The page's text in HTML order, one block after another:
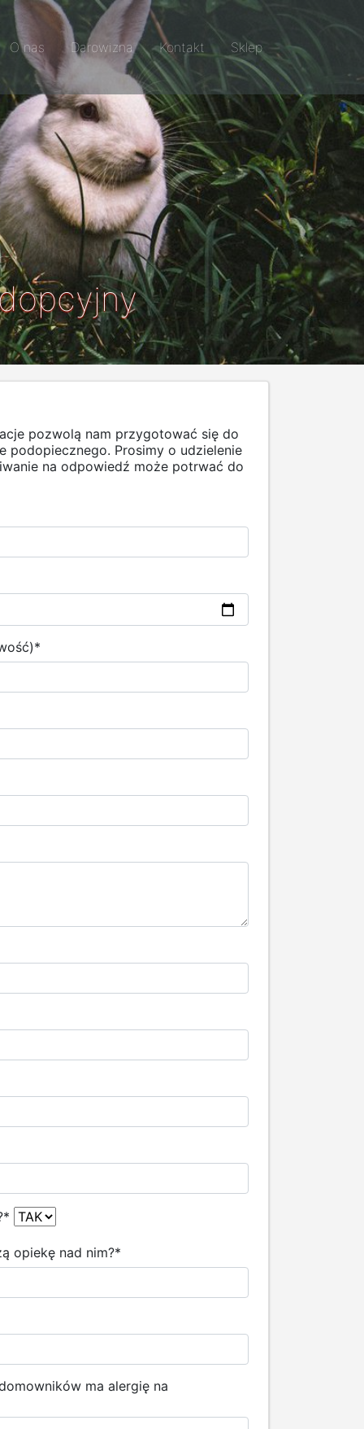
O nas Darowizna Kontakt Sklep
pozwolą nam przygotować się do
podopiecznego. Prosimy o udzielenie
na odpowiedź może potrwać do
*
*
opiekę nad nim?*
ma alergię na